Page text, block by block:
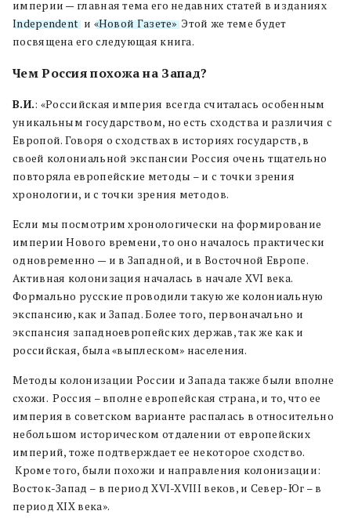
империи — главная тема его недавних статей в изданиях
Independentи «Новой Газете».Этой же теме будет
посвящена его следующая книга.
Чем Россия похожа на Запад?
В.И.: «Российская империя всегда считалась особенным
уникальным государством, но есть сходства и различия с
Европой. Говоря о сходствах в историях государств, в
своей колониальной экспансии Россия очень тщательно
повторяла европейские методы – и с точки зрения
хронологии, и с точки зрения методов.
Если мы посмотрим хронологически на формирование
империи Нового времени, то оно началось практически
одновременно — и в Западной, и в Восточной Европе.
Активная колонизация началась в начале XVI века.
Формально русские проводили такую же колониальную
экспансию, как и Запад. Более того, первоначально и
экспансия западноевропейских держав, так же как и
российская, была «выплеском» населения.
Методы колонизации России и Запада также были вполне
схожи. Россия – вполне европейская страна, и то, что ее
империя в советском варианте распалась в относительно
небольшом историческом отдалении от европейских
империй, тоже подтверждает ее некоторое сходство.
Кроме того, были похожи и направления колонизации:
Восток-Запад – в период XVI-XVIII веков, и Север-Юг – в
период XIX века».